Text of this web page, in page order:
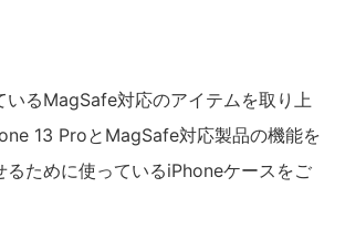
いるMagSafe対応のアイテムを取り上
13 ProとMagSafe対応製品の機能を
るために使っているiPhoneケースをご